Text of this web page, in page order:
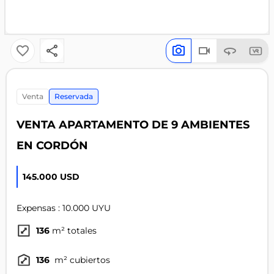
venta Reservada
VENTA APARTAMENTO DE 9 AMBIENTES
EN CORDÓN
145.000 USD
Expensas : 10.000 UYU
136 m² totales
136 m² cubiertos